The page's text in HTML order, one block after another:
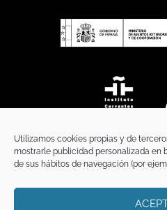
Utilizamos cookies propias y de
mostrarle publicidad personalizada en
de sus hábitos de navegación (por